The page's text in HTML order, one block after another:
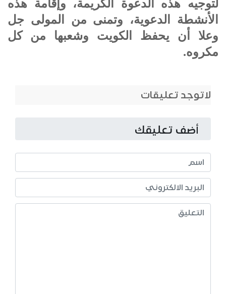
لتوجيه هذه الدعوة الكريمة، وإقامة هذه
الأنشطة الدعوية، وتمنى من المولى جل
وعلا أن يحفظ الكويت وشعبها من كل
مكروه.
لاتوجد تعليقات
أضف تعليقك